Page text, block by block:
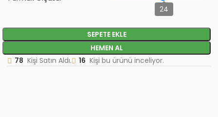
24
SEPETE EKLE
HEMEN AL
78 Kişi Satın Aldı. 16 Kişi bu ürünü inceliyor.